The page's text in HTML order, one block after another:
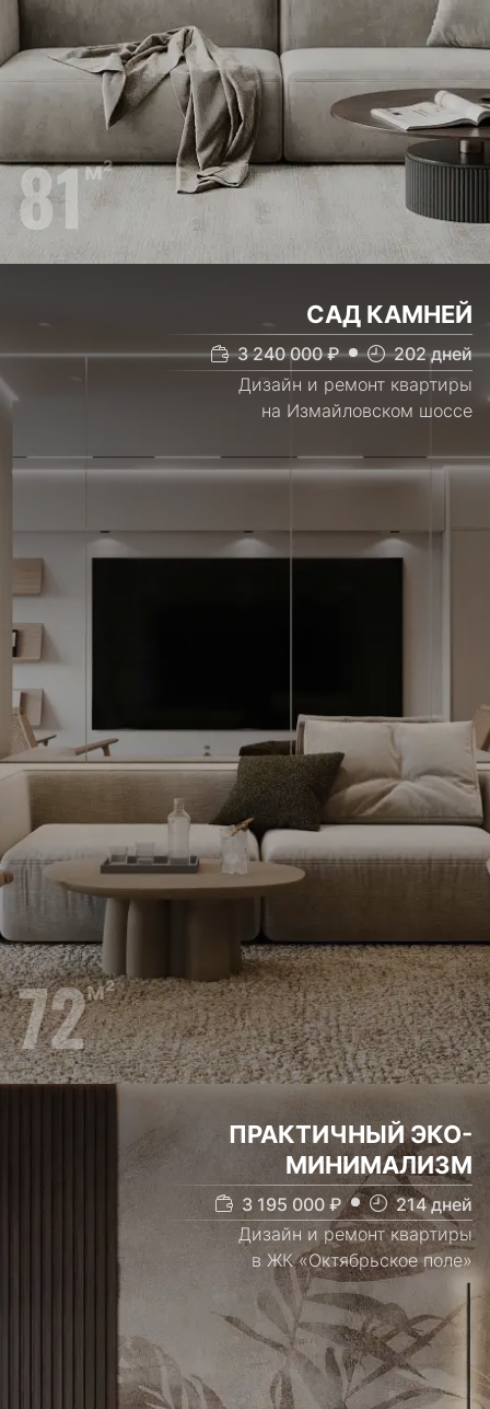
81м²
САД КАМНЕЙ
3 240 000 ₽ 202 дней
Дизайн и ремонт квартиры
на Измайловском шоссе
72м²
ПРАКТИЧНЫЙЭКО-
МИНИМАЛИЗМ
3 195 000 ₽ 214 дней
Дизайн и ремонт квартиры
в ЖК «Октябрьское поле»